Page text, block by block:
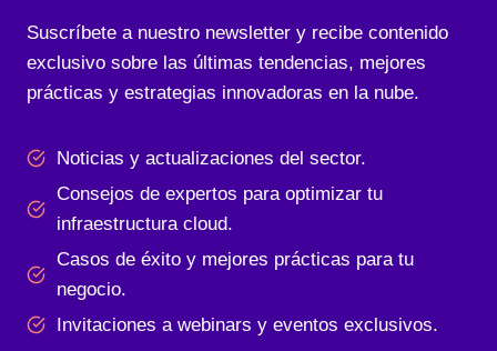
Suscríbete a nuestro newsletter y recibe contenido
exclusivo sobre las últimas tendencias, mejores
prácticas y estrategias innovadoras en la nube.
Noticias y actualizaciones del sector.
Consejos de expertos para optimizar tu
infraestructura cloud.
Casos de éxito y mejores prácticas para tu
negocio.
Invitaciones a webinars y eventos exclusivos.